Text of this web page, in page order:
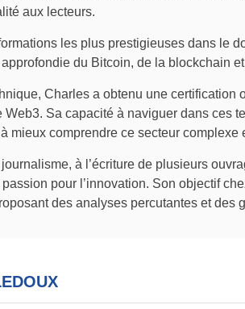
aux lecteurs.
les plus prestigieuses dans le
du Bitcoin, de la blockchain
Charles a obtenu une
Web3. Sa capacité à naviguer dans ces
mieux comprendre ce secteur complexe
à l’écriture de plusieurs
pour l’innovation. Son objectif
des analyses percutantes et des